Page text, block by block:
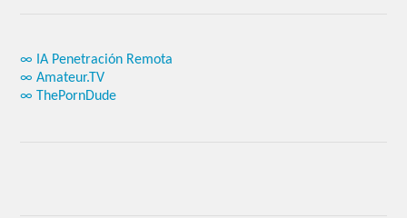
∞ IA Penetración Remota
∞ Amateur.TV
∞ ThePornDude